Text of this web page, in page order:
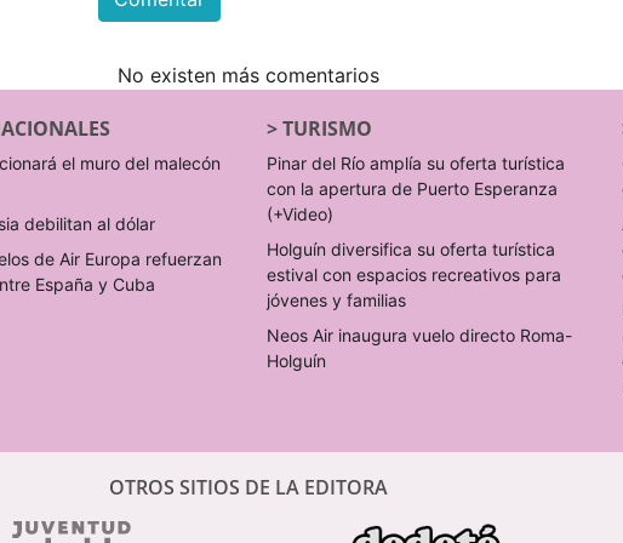
No existen más comentarios
el muro del malecón
debilitan al dólar
de Air Europa refuerzan
España y Cuba
>TURISMO
Pinar del Río amplía su oferta turística
con la apertura de Puerto Esperanza
(+Video)
Holguín diversifica su oferta turística
estival con espacios recreativos para
jóvenes y familias
Neos Air inaugura vuelo directo Roma-
Holguín
OTROS SITIOS DE LA EDITORA